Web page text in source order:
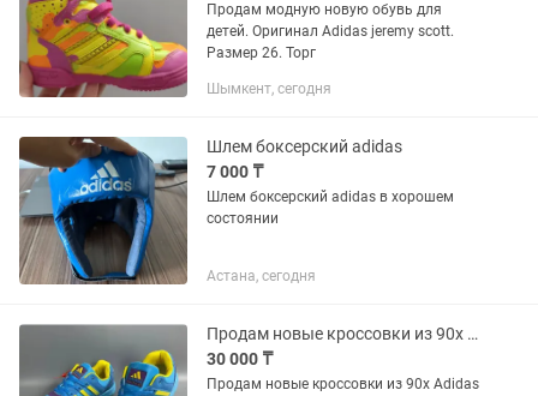
Продам модную новую обувь для
детей. Оригинал Adidas jeremy scott.
Размер 26. Торг
Шымкент, сегодня
Шлем боксерский adidas
7 000 ₸
Шлем боксерский adidas в хорошем
состоянии
Астана, сегодня
Продам новые кроссовки из 90х Adidas Terrex Torsion Equipment
30 000 ₸
Продам новые кроссовки из 90х Adidas